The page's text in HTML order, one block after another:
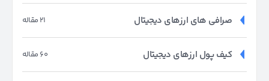
21 مقاله صرافی های ارزهای دیجیتال
60 مقاله کیف پول ارزهای دیجیتال